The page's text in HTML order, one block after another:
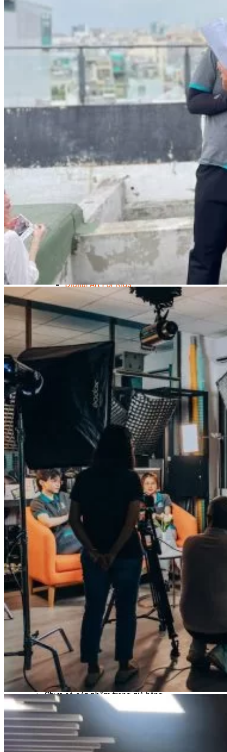
Chuyên Viên Lập Trình (Full Stack)
Chuyên Viên Lập Trình Website (Full Stack)
Chuyên Viên Lập Trình Mobile (Full Stack)
Software Testing
Trọn Bộ Công Cụ AI Văn Phòng
Trọn Bộ Công Cụ AI Ứng Dụng Giảng Dạy
Lập Trình Cho Trẻ Em
Tin Học Ứng Dụng
Thiết Kế (Design)
Thiết Kế Đồ Họa Chuyên Nghiệp
3D Game Art & Design
Mỹ Thuật Đa Phương Tiện
3D Animation
Mỹ Thuật Số – Digital Art
Motion Graphics Basic
Adobe Photoshop – Illustrator
Hội Họa Thiếu Nhi
Digital Art For Kids
Venus Academy
Sunny STEAM Academy
Trại Hè Kỹ Năng
Trại Hè Hướng Nghiệp
Chuyên Đề Á Âu Kitchen For Kid & Teen
Chuyên Đề Kỹ Năng Sống
Khóa Học Nấu Ăn Cho Bé
Hội Họa Thiếu Nhi
Digital Art For Kids
Khóa Học Thiết Kế Truyện Tranh Ai
Khóa Học Họa Sĩ Ai
Khóa Học Biên Tập Video Với Ai
Mc Nhí
Kỳ Thủ Cờ Vua
Lập Trình Cho Trẻ Em
Robotic trẻ em
Thanh Nhạc Trẻ Em
Sơ Cấp Cứu Cho Trẻ Em
Toán Tư Duy
Kỹ Thuật Chế Biến Món Ăn
Kỹ Thuật Làm Bánh
Kỹ Thuật Pha Chế Đồ Uống
Quản Trị Khách Sạn
Quản Lý Kinh Doanh Nhà Hàng Và Dịch Vụ Ăn Uống
Hướng Dẫn Du Lịch
Quản Trị Lữ Hành
Marketing
Tạo Mẫu Và Chăm Sóc Sắc Đẹp
Truyền Thông Đa Phương Tiện
Công Nghệ Thông Tin
An Ninh Mạng
Thiết Kế Đồ Họa
Âm Nhạc
Điện Công Nghiệp Và Dân Dụng
Văn Hóa Phổ Thông
Nâng Cao Năng Lực Tiếng Anh – Chuẩn TOEIC
Tin Tức
HỌC BỔNG 2026
Học kỹ năng
Đào Tạo Nghề
Hoạt Động
Văn Hóa Ẩm Thực Việt Nam
Sự Kiện Hướng Nghiệp Á Âu
Siêu Thị ĐVP Market
Chưa có sản phẩm trong giỏ hàng.
Giỏ hàng